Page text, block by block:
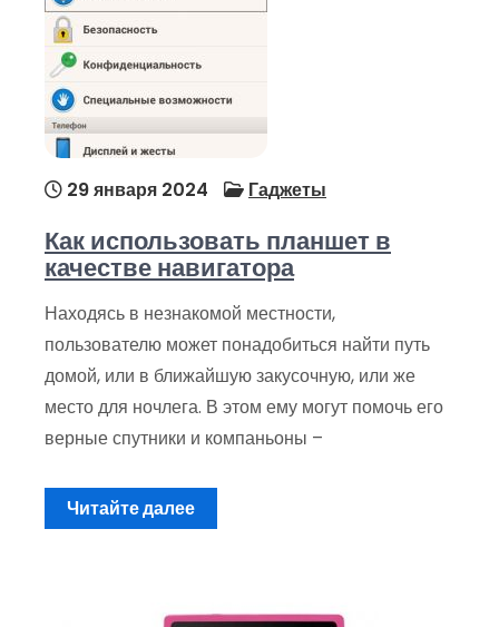
29 января 2024 Гаджеты
Как использовать планшет в
качестве навигатора
Находясь в незнакомой местности,
пользователю может понадобиться найти путь
домой, или в ближайшую закусочную, или же
место для ночлега. В этом ему могут помочь его
верные спутники и компаньоны –
Читайте далее